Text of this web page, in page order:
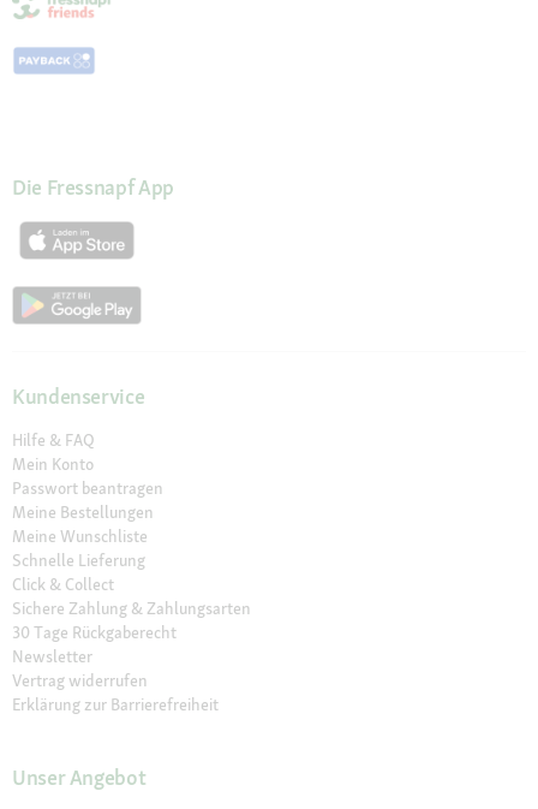
Die Fressnapf App
Kundenservice
Hilfe & FAQ
Mein Konto
Passwort beantragen
Meine Bestellungen
Meine Wunschliste
Schnelle Lieferung
Click & Collect
Sichere Zahlung & Zahlungsarten
30 Tage Rückgaberecht
Newsletter
Vertrag widerrufen
Erklärung zur Barrierefreiheit
Unser Angebot